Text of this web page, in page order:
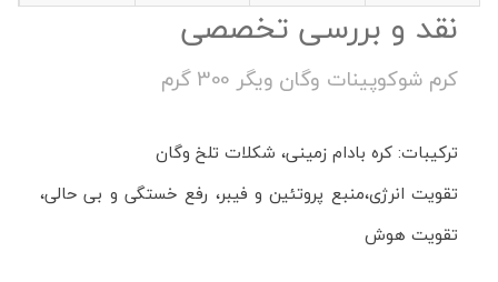
نقد و بررسی تخصصی
کرم شوکوپینات وگان ویگر 300 گرم
ترکیبات: کره بادام زمینی، شکلات تلخ وگان
تقویت انرژی،منبع پروتئین و فیبر، رفع خستگی و بی حالی،
تقویت هوش